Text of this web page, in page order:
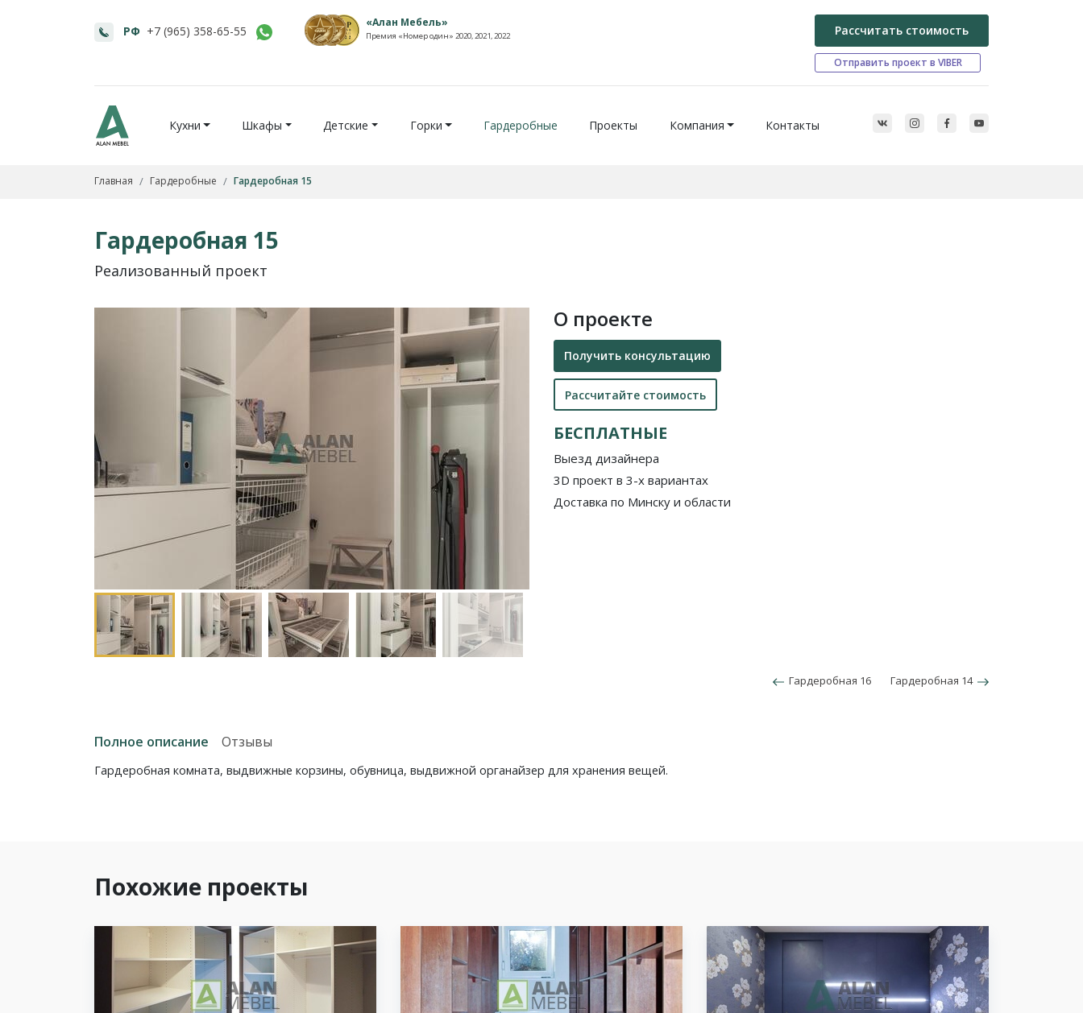
РФ +7 (965) 358-65-55
«Алан Мебель»
Премия «Номер один» 2020, 2021, 2022 Рассчитать стоимость
Отправить проект в VIBER
Кухни Шкафы Детские Горки Гардеробные Проекты Компания Контакты
Главная Гардеробные Гардеробная 15
Гардеробная 15
Реализованный проект
О проекте
Получить консультацию
Рассчитайте стоимость
БЕСПЛАТНЫЕ
Выезд дизайнера
3D проект в 3-х вариантах
Доставка по Минску и области
Гардеробная 16 Гардеробная 14
Полное описание Отзывы
Гардеробная комната, выдвижные корзины, обувница, выдвижной органайзер для хранения вещей.
Похожие проекты